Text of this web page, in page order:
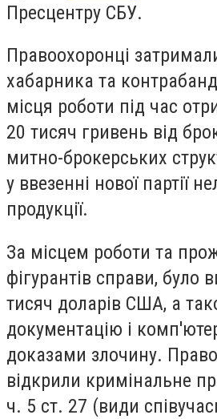
Пресцентру СБУ.
Правоохоронці
хабарника та
місця роботи під час
20 тисяч гривень від
митно-брокерських
у ввезенні нової партії
продукції.
За місцем роботи та
фігурантів справи, було
тисяч доларів США, а
документацію і
доказами злочину.
відкрили кримінальне
ч. 5 ст. 27 (види